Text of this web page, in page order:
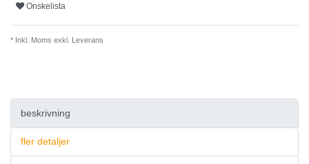
Onskelista
* Inkl. Moms exkl. Leverans
beskrivning
fler detaljer